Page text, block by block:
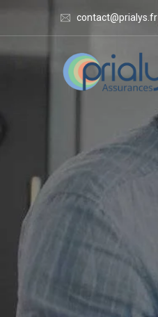
contact@prialys.fr